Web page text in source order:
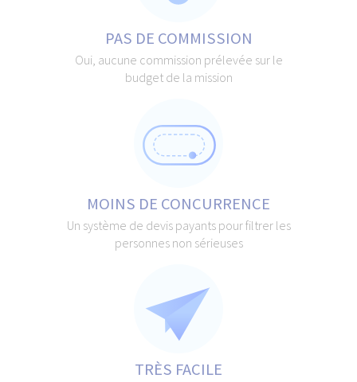
PAS DE COMMISSION
Oui, aucune commission prélevée sur le
budget de la mission
MOINS DE CONCURRENCE
Un système de devis payants pour filtrer les
personnes non sérieuses
TRÈS FACILE